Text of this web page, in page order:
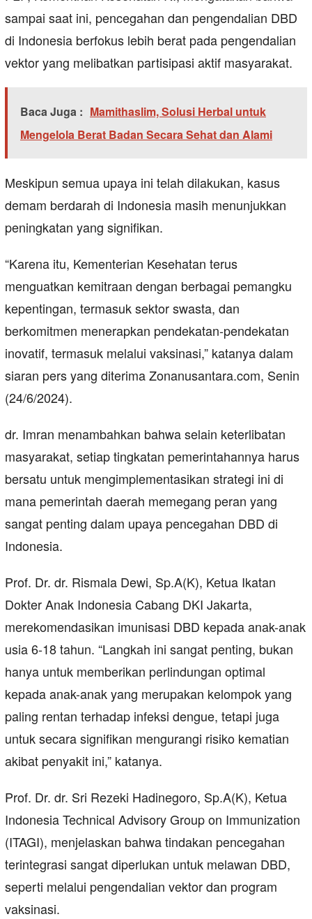
sampai saat ini, pencegahan dan pengendalian DBD
di Indonesia berfokus lebih berat pada pengendalian
vektor yang melibatkan partisipasi aktif masyarakat.
Baca Juga : Mamithaslim, Solusi Herbal untuk
Mengelola Berat Badan Secara Sehat dan Alami
Meskipun semua upaya ini telah dilakukan, kasus
demam berdarah di Indonesia masih menunjukkan
peningkatan yang signifikan.
“Karena itu, Kementerian Kesehatan terus
menguatkan kemitraan dengan berbagai pemangku
kepentingan, termasuk sektor swasta, dan
berkomitmen menerapkan pendekatan-pendekatan
inovatif, termasuk melalui vaksinasi,” katanya dalam
siaran pers yang diterima Zonanusantara.com, Senin
(24/6/2024).
dr. Imran menambahkan bahwa selain keterlibatan
masyarakat, setiap tingkatan pemerintahannya harus
bersatu untuk mengimplementasikan strategi ini di
mana pemerintah daerah memegang peran yang
sangat penting dalam upaya pencegahan DBD di
Indonesia.
Prof. Dr. dr. Rismala Dewi, Sp.A(K), Ketua Ikatan
Dokter Anak Indonesia Cabang DKI Jakarta,
merekomendasikan imunisasi DBD kepada anak-anak
usia 6-18 tahun. “Langkah ini sangat penting, bukan
hanya untuk memberikan perlindungan optimal
kepada anak-anak yang merupakan kelompok yang
paling rentan terhadap infeksi dengue, tetapi juga
untuk secara signifikan mengurangi risiko kematian
akibat penyakit ini,” katanya.
Prof. Dr. dr. Sri Rezeki Hadinegoro, Sp.A(K), Ketua
Indonesia Technical Advisory Group on Immunization
(ITAGI), menjelaskan bahwa tindakan pencegahan
terintegrasi sangat diperlukan untuk melawan DBD,
seperti melalui pengendalian vektor dan program
vaksinasi.